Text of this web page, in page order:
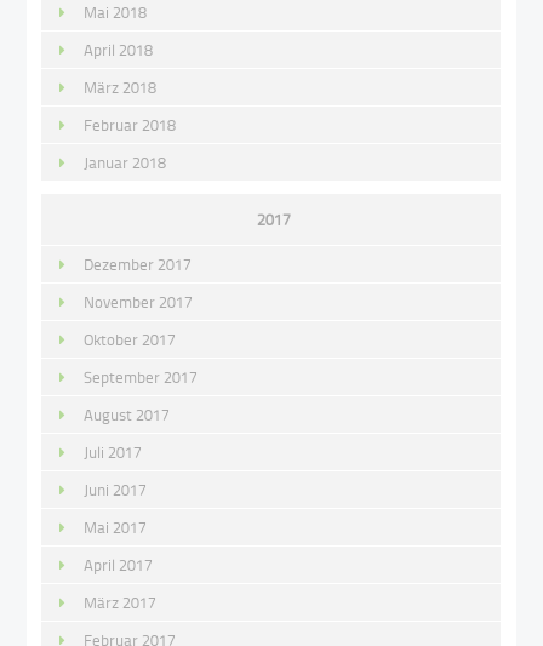
Mai 2018
April 2018
März 2018
Februar 2018
Januar 2018
2017
Dezember 2017
November 2017
Oktober 2017
September 2017
August 2017
Juli 2017
Juni 2017
Mai 2017
April 2017
März 2017
Februar 2017